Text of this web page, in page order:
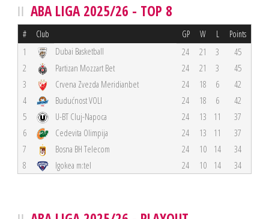
ABA LIGA 2025/26 - TOP 8
# Club GP W L Points
1 Dubai Basketball 24 21 3
45
2
Partizan Mozzart Bet 24 21 3
45
3
Crvena Zvezda Meridianbet 24 18 6
42
4
Budućnost VOLI 24 18 6
42
5
U-BT Cluj-Napoca 24 13 11
37
6
Cedevita Olimpija 24 13 11
37
7
Bosna BH Telecom 24 10 14
34
8
Igokea m:tel 24 10 14 34